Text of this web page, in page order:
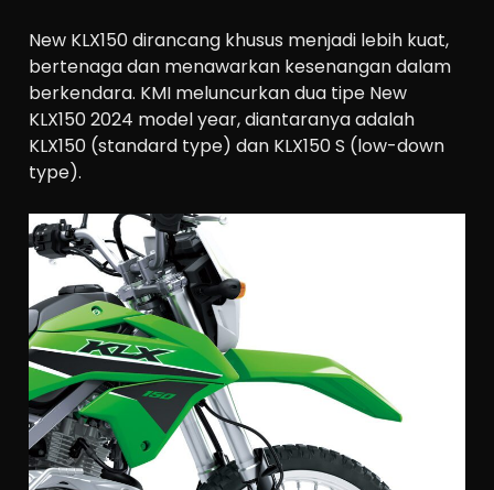
New KLX150 dirancang khusus menjadi lebih kuat,
bertenaga dan menawarkan kesenangan dalam
berkendara. KMI meluncurkan dua tipe New
KLX150 2024 model year, diantaranya adalah
KLX150 (standard type) dan KLX150 S (low-down
type).